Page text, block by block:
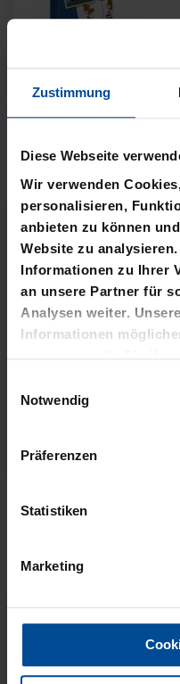
Zustimmung
Diese Webseite
Wir verwenden
personalisieren,
anbieten zu können
Website zu
Informationen zu Ihrer
an unsere Partner für
Analysen weiter.
Informationen
gesammelt haben.
Notwendig
Präferenzen
Statistiken
Marketing
12,95 €
Sale
HALF ZIP KRLSRH GRAU
LADIES
30 Tage Bestpreis: 35,00 €